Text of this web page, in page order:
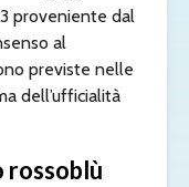
proveniente dal
al
previste nelle
dell’ufficialità
rossoblù